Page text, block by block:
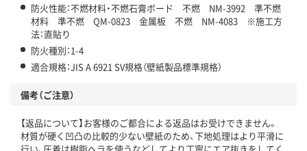
防火性能：不燃材料・不燃石膏ボード 不燃 NM-3992 準不燃
材料 準不燃 QM-0823 金属板 不燃 NM-4083 ※施工方
法：直貼り
防火種別：1-4
適合規格：JIS A 6921 SV規格（壁紙製品標準規格）
備考（ご注意）
【返品について】お客様のご都合による返品はお受けできません。
材質が硬く凹凸の比較的少ない壁紙のため、下地処理はより平滑に
行い、圧着は樹脂ヘラを使うなどしてより丁寧にエア抜きをしてく